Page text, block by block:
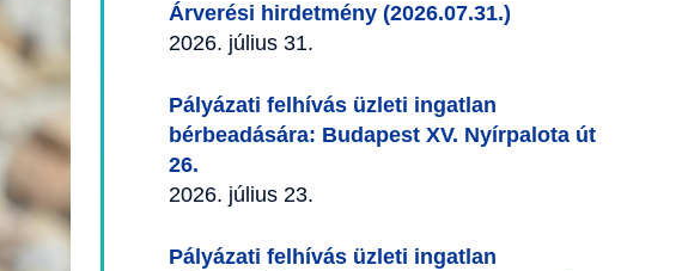
Árverési hirdetmény (2026.07.31.)
2026. július 31.
Pályázati felhívás üzleti ingatlan
bérbeadására: Budapest XV. Nyírpalota út
26.
2026. július 23.
Pályázati felhívás üzleti ingatlan